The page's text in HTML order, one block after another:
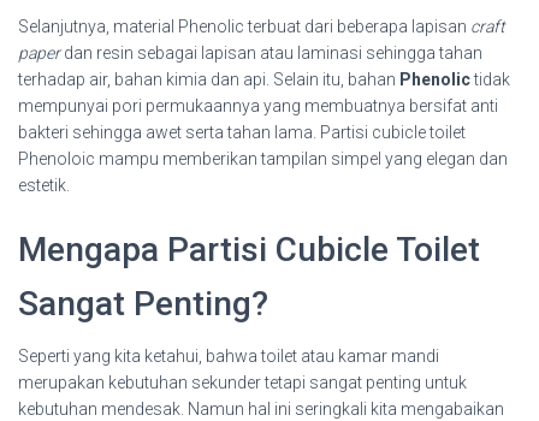
Selanjutnya, material Phenolic terbuat dari beberapa lapisan craft
paperdan resin sebagai lapisan atau laminasi sehingga tahan
terhadap air, bahan kimia dan api. Selain itu, bahan Phenolictidak
mempunyai pori permukaannya yang membuatnya bersifat anti
bakteri sehingga awet serta tahan lama. Partisi cubicle toilet
Phenoloic mampu memberikan tampilan simpel yang elegan dan
estetik.
Mengapa Partisi Cubicle Toilet
Sangat Penting?
Seperti yang kita ketahui, bahwa toilet atau kamar mandi
merupakan kebutuhan sekunder tetapi sangat penting untuk
kebutuhan mendesak. Namun hal ini seringkali kita mengabaikan